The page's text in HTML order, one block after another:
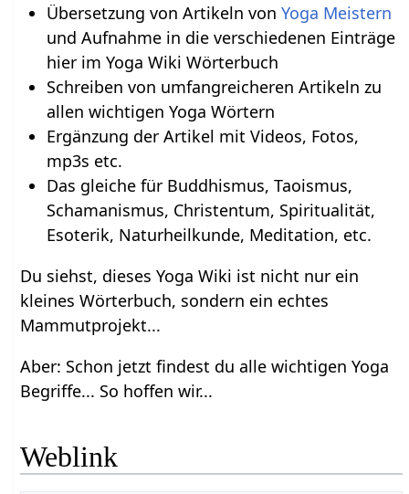
Übersetzung von Artikeln von Yoga Meistern
und Aufnahme in die verschiedenen Einträge
hier im Yoga Wiki Wörterbuch
Schreiben von umfangreicheren Artikeln zu
allen wichtigen Yoga Wörtern
Ergänzung der Artikel mit Videos, Fotos,
mp3s etc.
Das gleiche für Buddhismus, Taoismus,
Schamanismus, Christentum, Spiritualität,
Esoterik, Naturheilkunde, Meditation, etc.
Du siehst, dieses Yoga Wiki ist nicht nur ein
kleines Wörterbuch, sondern ein echtes
Mammutprojekt...
Aber: Schon jetzt findest du alle wichtigen Yoga
Begriffe... So hoffen wir...
Weblink